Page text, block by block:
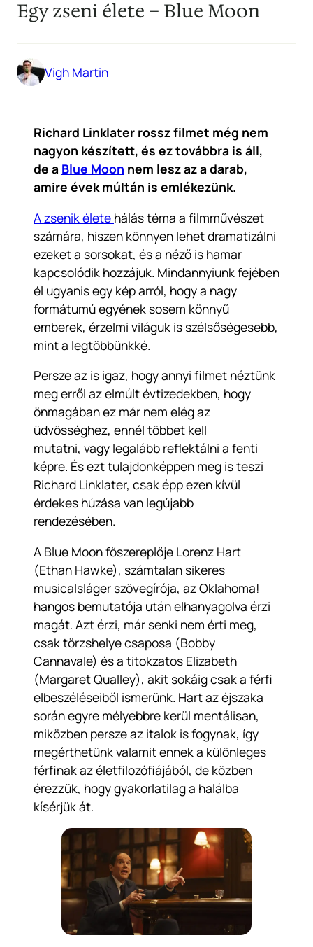
Egy zseni élete – Blue Moon
Vigh Martin
Richard Linklater rossz filmet még nem
nagyon készített, és ez továbbra is áll,
de a Blue Moon nem lesz az a darab,
amire évek múltán is emlékezünk.
A zsenik élete hálás téma a filmművészet
számára, hiszen könnyen lehet dramatizálni
ezeket a sorsokat, és a néző is hamar
kapcsolódik hozzájuk. Mindannyiunk fejében
él ugyanis egy kép arról, hogy a nagy
formátumú egyének sosem könnyű
emberek, érzelmi világuk is szélsőségesebb,
mint a legtöbbünkké.
Persze az is igaz, hogy annyi filmet néztünk
meg erről az elmúlt évtizedekben, hogy
önmagában ez már nem elég az
üdvösséghez, ennél többet kell
mutatni, vagy legalább reflektálni a fenti
képre. És ezt tulajdonképpen meg is teszi
Richard Linklater, csak épp ezen kívül
érdekes húzása van legújabb
rendezésében.
A Blue Moon főszereplője Lorenz Hart
(Ethan Hawke), számtalan sikeres
musicalsláger szövegírója, az Oklahoma!
hangos bemutatója után elhanyagolva érzi
magát. Azt érzi, már senki nem érti meg,
csak törzshelye csaposa (Bobby
Cannavale) és a titokzatos Elizabeth
(Margaret Qualley), akit sokáig csak a férfi
elbeszéléseiből ismerünk. Hart az éjszaka
során egyre mélyebbre kerül mentálisan,
miközben persze az italok is fogynak, így
megérthetünk valamit ennek a különleges
férfinak az életfilozófiájából, de közben
érezzük, hogy gyakorlatilag a halálba
kísérjük át.